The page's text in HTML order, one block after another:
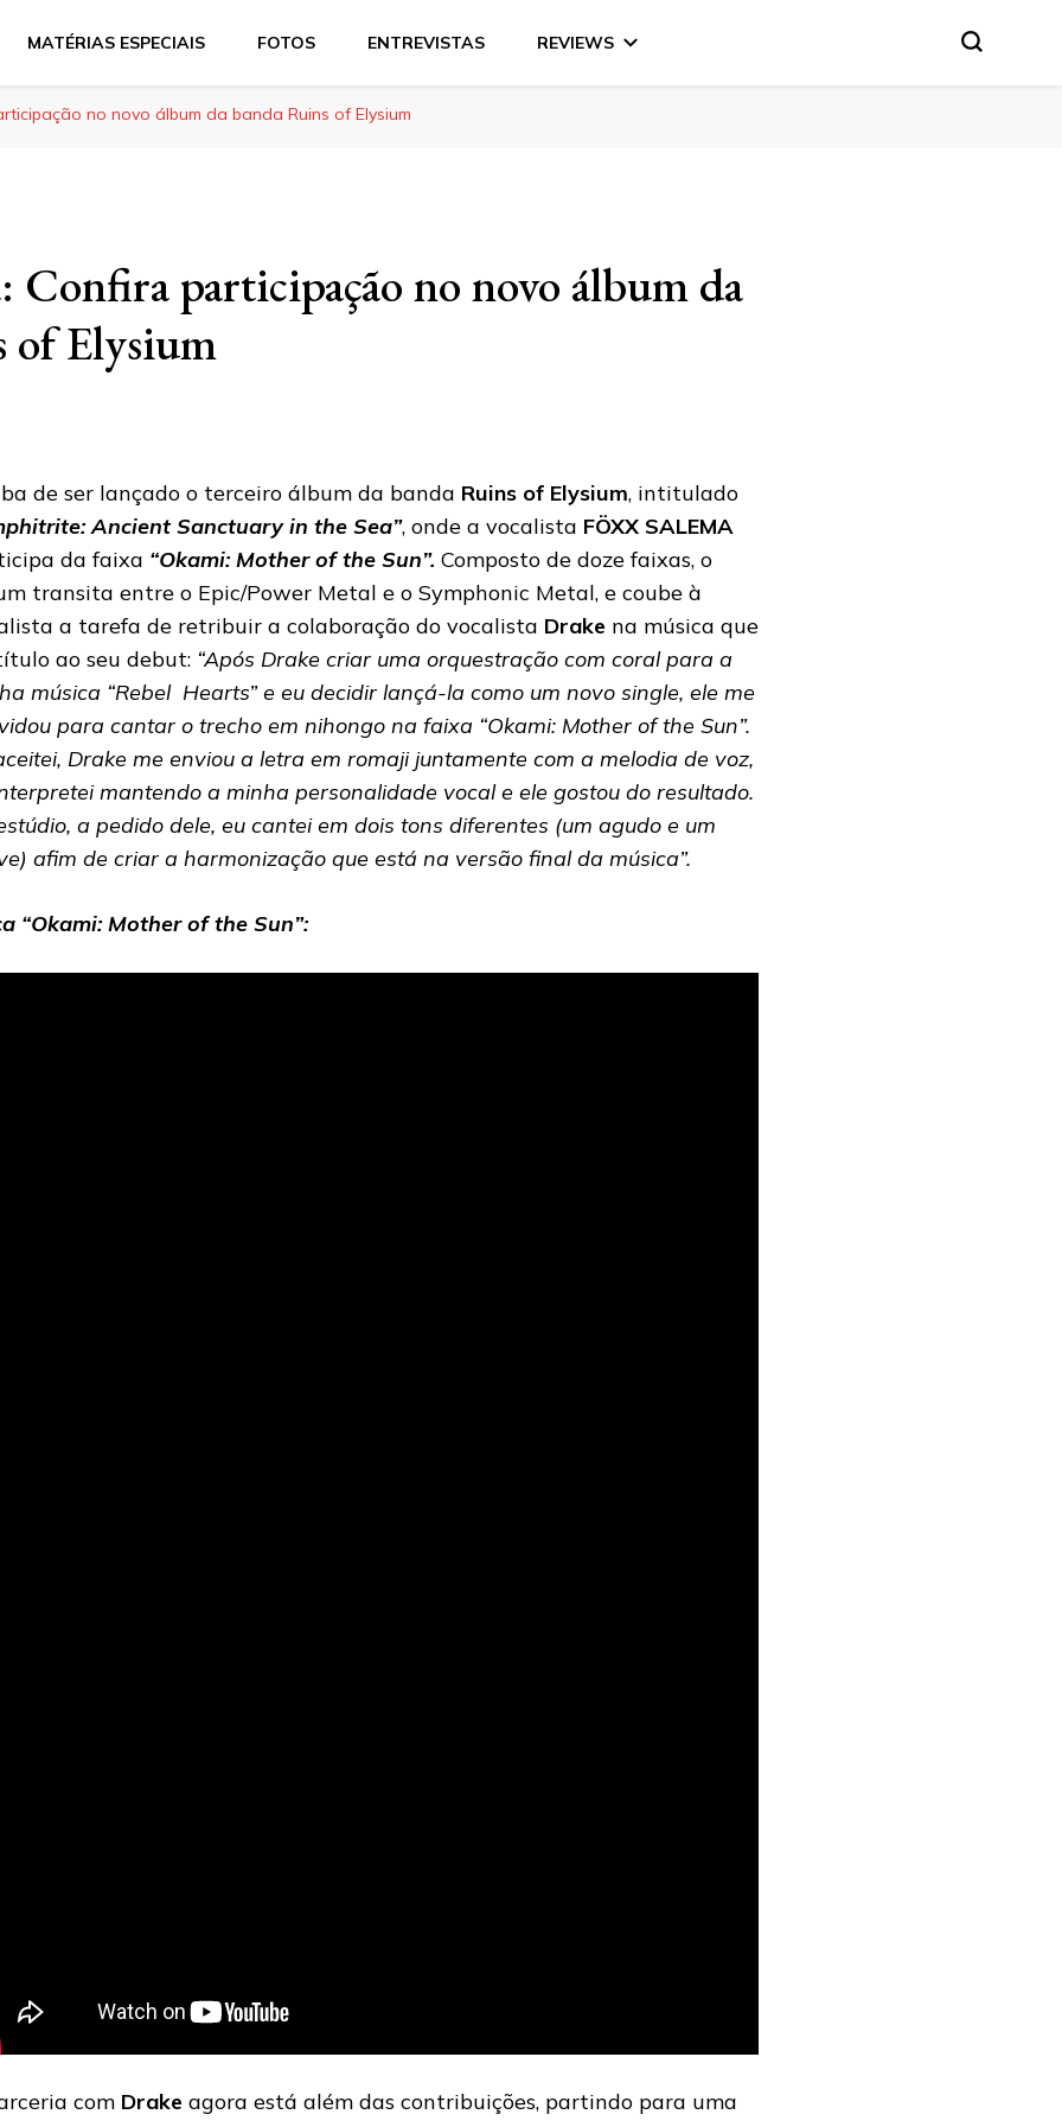
MATÉRIAS ESPECIAIS FOTOS ENTREVISTAS REVIEWS
no novo álbum da banda Ruins of Elysium
Confira participação no novo álbum da
of Elysium
de ser lançado o terceiro álbum da banda Ruins of Elysium, intitulado
Ancient Sanctuary in the Sea”, onde a vocalista FÖXX SALEMA
da faixa “Okami: Mother of the Sun”. Composto de doze faixas, o
transita entre o Epic/Power Metal e o Symphonic Metal, e coube à
a tarefa de retribuir a colaboração do vocalista Drake na música que
ao seu debut: “Após Drake criar uma orquestração com coral para a
música “Rebel Hearts” e eu decidir lançá-la como um novo single, ele me
para cantar o trecho em nihongo na faixa “Okami: Mother of the Sun”.
Drake me enviou a letra em romaji juntamente com a melodia de voz,
mantendo a minha personalidade vocal e ele gostou do resultado.
a pedido dele, eu cantei em dois tons diferentes (um agudo e um
afim de criar a harmonização que está na versão final da música”.
“Okami: Mother of the Sun”:
com Drake agora está além das contribuições, partindo para uma